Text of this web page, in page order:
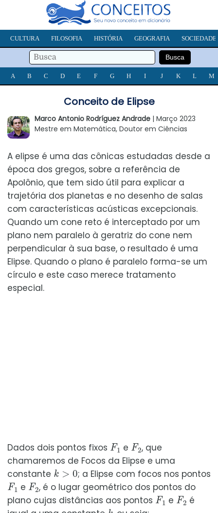
CULTURA FILOSOFIA HISTÓRIA GEOGRAFIA SOCIEDADE
A B C D E F G H I J K L M
Conceito de Elipse
Marco Antonio Rodríguez Andrade | Março 2023
Mestre em Matemática, Doutor em Ciências
A elipse é uma das cônicas estudadas desde a
época dos gregos, sobre a referência de
Apolônio, que tem sido útil para explicar a
trajetória dos planetas e no desenho de salas
com características acústicas excepcionais.
Quando um cone reto é interceptado por um
plano nem paralelo à geratriz do cone nem
perpendicular à sua base, o resultado é uma
Elipse. Quando o plano é paralelo forma-se um
círculo e este caso merece tratamento
especial.
Dados dois pontos fixos
F1
e
F2
, que
chamaremos de Focos da Elipse e uma
constante
k>0
; a Elipse com focos nos pontos
F1
e
F2
, é o lugar geométrico dos pontos do
plano cujas distâncias aos pontos
F1
e
F2
é
k